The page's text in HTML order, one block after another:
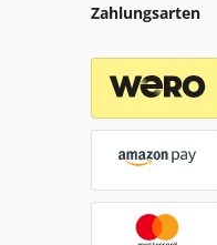
Zahlungsarten